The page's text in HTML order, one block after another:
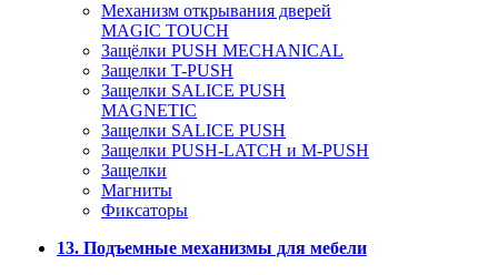
Механизм открывания дверей
MAGIC TOUCH
Защёлки PUSH MECHANICAL
Защелки T-PUSH
Защелки SALICE PUSH
MAGNETIC
Защелки SALICE PUSH
Защелки PUSH-LATCH и M-PUSH
Защелки
Магниты
Фиксаторы
13. Подъемные механизмы для мебели